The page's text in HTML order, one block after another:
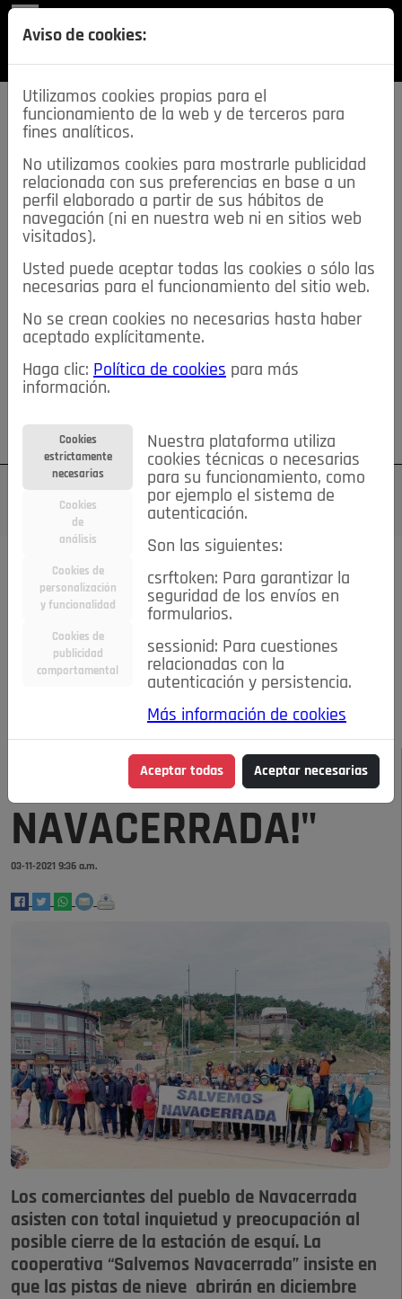
SECCIONES
descarga esta
REVISTA
≡NOTICIAS
NOTICIAS SERVICIOS DE INTERÉS
TABLÓN DE ANUNCIOS MIS ANUNCIOS CONTACTO
NOSOTROS
Su cuenta Regístrese ¿Olvidó su contraseña?
Todas las noticias..
#TePrestoMisOjos Caridad
Ciencia&Tecnología
Economía
Entretenimiento
Estilo de Vida
Internacional
Madrid Opinión IN
Pozuelo de Alarcón
Salud 🔴 En Directo
NOTICIAS
"¡SALVEMOS
NAVACERRADA!"
03-11-2021 9:36 a.m.
Los comerciantes del pueblo de Navacerrada
asisten con total inquietud y preocupación al
posible cierre de la estación de esquí. La
cooperativa “Salvemos Navacerrada” insiste en
que las pistas de nieve abrirán en diciembre
Aviso de cookies:
Utilizamos cookies propias para el
funcionamiento de la web y de terceros para
fines analíticos.
No utilizamos cookies para mostrarle publicidad
relacionada con sus preferencias en base a un
perfil elaborado a partir de sus hábitos de
navegación (ni en nuestra web ni en sitios web
visitados).
Usted puede aceptar todas las cookies o sólo las
necesarias para el funcionamiento del sitio web.
No se crean cookies no necesarias hasta haber
aceptado explícitamente.
Haga clic: Política de cookies para más
información.
Cookies
estrictamente
necesarias
Cookies
de
análisis
Cookies de
personalización
y funcionalidad
Cookies de
publicidad
comportamental
Nuestra plataforma utiliza
cookies técnicas o necesarias
para su funcionamiento, como
por ejemplo el sistema de
autenticación.
Son las siguientes:
csrftoken: Para garantizar la
seguridad de los envíos en
formularios.
sessionid: Para cuestiones
relacionadas con la
autenticación y persistencia.
Más información de cookies
Aceptar todas Aceptar necesarias